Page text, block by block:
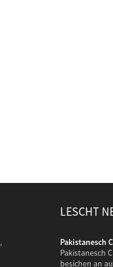
LESCHT
Atelier ze
Pakistanesch
Pakistanesch
besichen an